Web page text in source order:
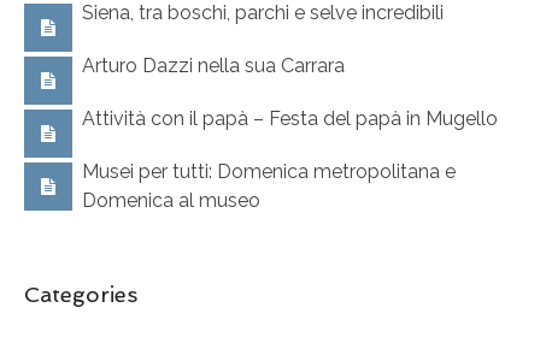
Siena, tra boschi, parchi e selve incredibili
Arturo Dazzi nella sua Carrara
Attività con il papà – Festa del papà in Mugello
Musei per tutti: Domenica metropolitana e
Domenica al museo
Categories